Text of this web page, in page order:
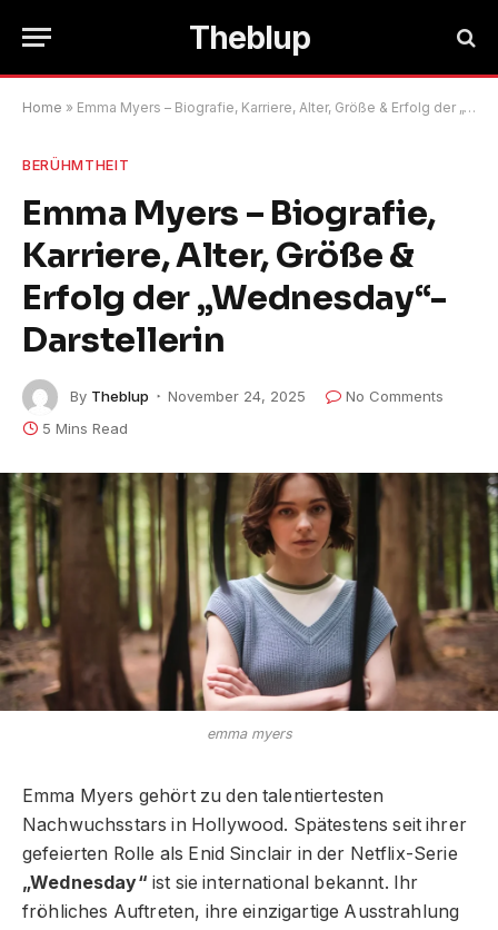
Theblup
Home » Emma Myers – Biografie, Karriere, Alter, Größe & Erfolg der „Wednesday“-Darstellerin
BERÜHMTHEIT
Emma Myers – Biografie,
Karriere, Alter, Größe &
Erfolg der „Wednesday“-
Darstellerin
By Theblup November 24, 2025
No Comments
5 Mins Read
emma myers
Emma Myers gehört zu den talentiertesten
Nachwuchsstars in Hollywood. Spätestens seit ihrer
gefeierten Rolle als Enid Sinclair in der Netflix-Serie
„Wednesday“ ist sie international bekannt. Ihr
fröhliches Auftreten, ihre einzigartige Ausstrahlung